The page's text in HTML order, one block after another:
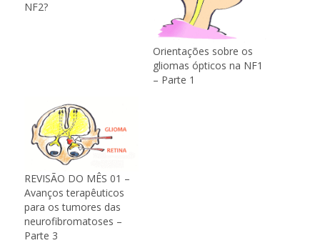
NF2?
Orientações sobre os
gliomas ópticos na NF1
– Parte 1
REVISÃO DO MÊS 01 –
Avanços terapêuticos
para os tumores das
neurofibromatoses –
Parte 3